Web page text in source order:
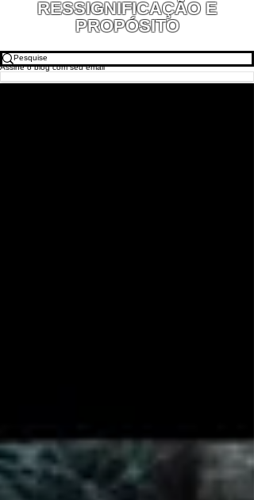
RESSIGNIFICAÇÃO E
PROPÓSITO
MAURO SEGURA
Assine o blog com seu email